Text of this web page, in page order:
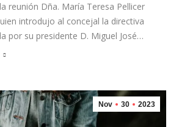
reunión Dña. María Teresa Pellicer
introdujo al concejal la directiva
por su presidente D. Miguel José…
Nov 30 2023